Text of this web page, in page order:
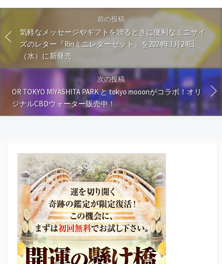
前の投稿
気軽なメッセージやギフトを贈るときに便利なミニサイ
ズのレター『Rinミニレターセット』を2024年1月24日
（水）に新発売
次の投稿
OR TOKYO MIYASHITA PARK と tokyo mooonがコラボ！オリ
ジナルCBDウォーター販売中！